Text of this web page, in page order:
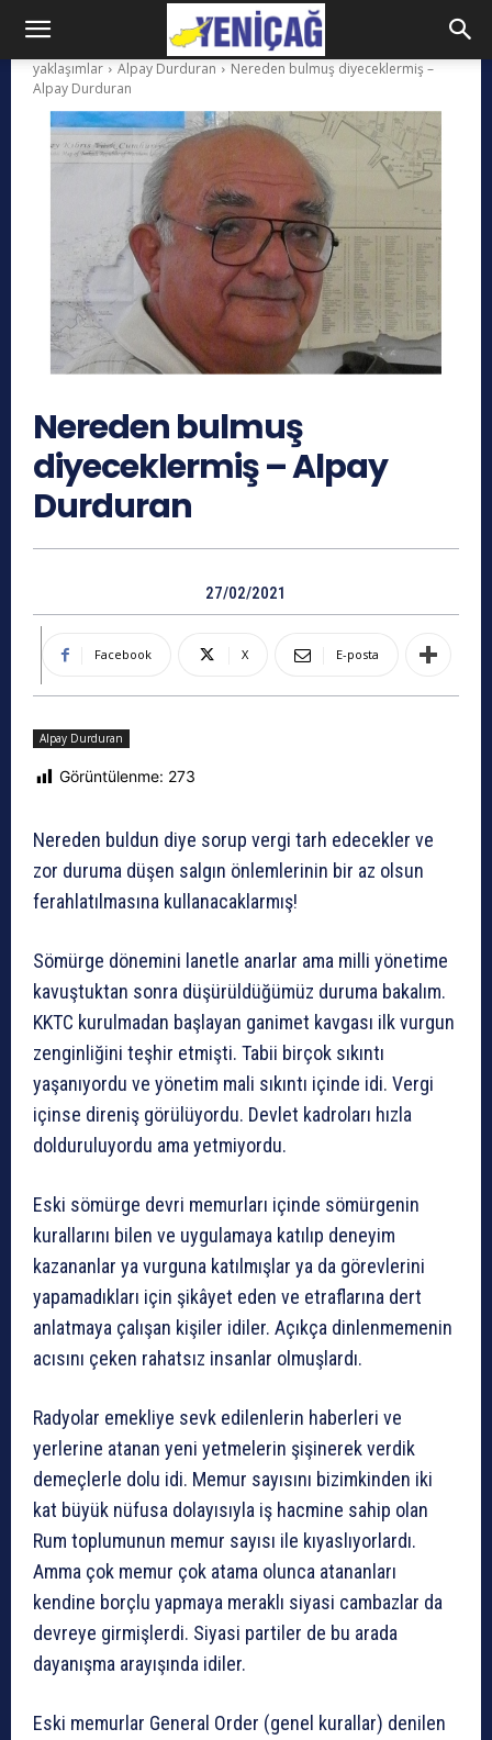
yaklaşımlar Alpay Durduran
Nereden bulmuş diyeceklermiş –
Alpay Durduran
Nereden bulmuş
diyeceklermiş – Alpay
Durduran
27/02/2021
Facebook X E-posta
Alpay Durduran
Görüntülenme: 273
Nereden buldun diye sorup vergi tarh edecekler ve
zor duruma düşen salgın önlemlerinin bir az olsun
ferahlatılmasına kullanacaklarmış!
Sömürge dönemini lanetle anarlar ama milli yönetime
kavuştuktan sonra düşürüldüğümüz duruma bakalım.
KKTC kurulmadan başlayan ganimet kavgası ilk vurgun
zenginliğini teşhir etmişti. Tabii birçok sıkıntı
yaşanıyordu ve yönetim mali sıkıntı içinde idi. Vergi
içinse direniş görülüyordu. Devlet kadroları hızla
dolduruluyordu ama yetmiyordu.
Eski sömürge devri memurları içinde sömürgenin
kurallarını bilen ve uygulamaya katılıp deneyim
kazananlar ya vurguna katılmışlar ya da görevlerini
yapamadıkları için şikâyet eden ve etraflarına dert
anlatmaya çalışan kişiler idiler. Açıkça dinlenmemenin
acısını çeken rahatsız insanlar olmuşlardı.
Radyolar emekliye sevk edilenlerin haberleri ve
yerlerine atanan yeni yetmelerin şişinerek verdik
demeçlerle dolu idi. Memur sayısını bizimkinden iki
kat büyük nüfusa dolayısıyla iş hacmine sahip olan
Rum toplumunun memur sayısı ile kıyaslıyorlardı.
Amma çok memur çok atama olunca atananları
kendine borçlu yapmaya meraklı siyasi cambazlar da
devreye girmişlerdi. Siyasi partiler de bu arada
dayanışma arayışında idiler.
Eski memurlar General Order (genel kurallar) denilen